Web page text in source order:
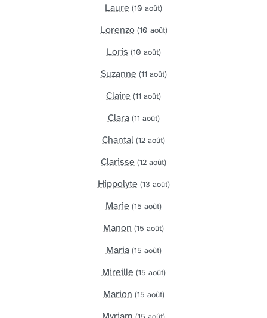
Laure (10 août)
Lorenzo (10 août)
Loris (10 août)
Suzanne (11 août)
Claire (11 août)
Clara (11 août)
Chantal (12 août)
Clarisse (12 août)
Hippolyte (13 août)
Marie (15 août)
Manon (15 août)
Maria (15 août)
Mireille (15 août)
Marion (15 août)